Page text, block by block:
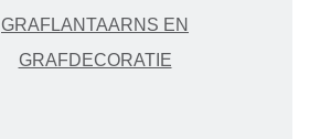
GRAFLANTAARNS EN
GRAFDECORATIE